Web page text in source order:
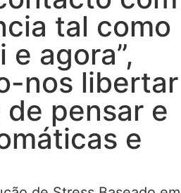
tal como
e agora”,
nos libertar
pensar e
e